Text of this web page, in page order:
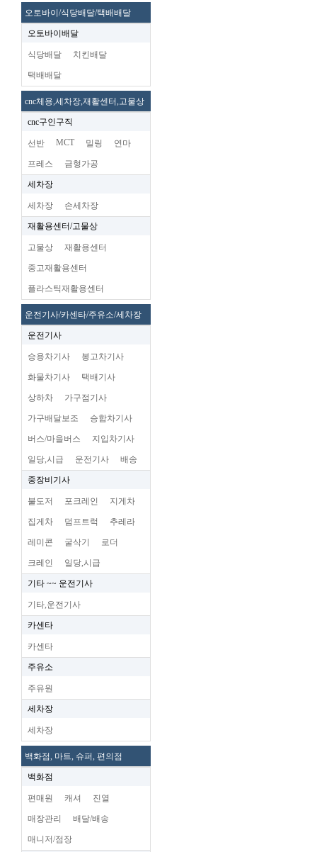
오토바이/식당배달/택배배달
오토바이배달
식당배달 치킨배달
택배배달
cnc체용,세차장,재활센터,고물상
cnc구인구직
선반 MCT 밀링 연마
프레스 금형가공
세차장
세차장 손세차장
재활용센터/고물상
고물상 재활용센터
중고재활용센터
플라스틱재활용센터
운전기사/카센타/주유소/세차장
운전기사
승용차기사 봉고차기사
화물차기사 택배기사
상하차 가구점기사
가구배달보조 승합차기사
버스/마을버스 지입차기사
일당,시급 운전기사 배송
중장비기사
불도저 포크레인 지게차
집게차 덤프트럭 추레라
레미콘 굴삭기 로더
크레인 일당,시급
기타 ~~ 운전기사
기타,운전기사
카센타
카센타
주유소
주유원
세차장
세차장
백화점, 마트, 슈퍼, 편의점
백화점
편매원 캐셔 진열
매장관리 배달/배송
매니저/점장